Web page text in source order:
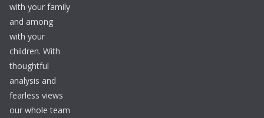
with your family
and among
with your
children. With
thoughtful
analysis and
fearless views
our whole team